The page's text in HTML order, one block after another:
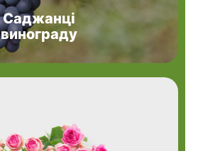
Саджанці
винограду